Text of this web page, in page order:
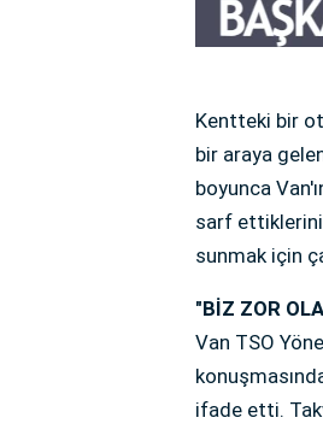
Kentteki bir
bir araya
boyunca
sarf ettiklerini
sunmak için
"BİZ ZOR
Van TSO
ifade etti.